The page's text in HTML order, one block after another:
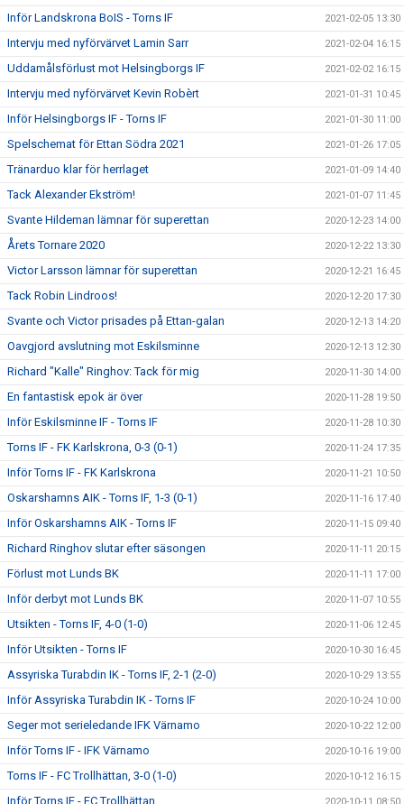
Inför Landskrona BoIS - Torns IF 2021-02-05 13:30
Intervju med nyförvärvet Lamin Sarr 2021-02-04 16:15
Uddamålsförlust mot Helsingborgs IF 2021-02-02 16:15
Intervju med nyförvärvet Kevin Robèrt 2021-01-31 10:45
Inför Helsingborgs IF - Torns IF 2021-01-30 11:00
Spelschemat för Ettan Södra 2021 2021-01-26 17:05
Tränarduo klar för herrlaget 2021-01-09 14:40
Tack Alexander Ekström! 2021-01-07 11:45
Svante Hildeman lämnar för superettan 2020-12-23 14:00
Årets Tornare 2020 2020-12-22 13:30
Victor Larsson lämnar för superettan 2020-12-21 16:45
Tack Robin Lindroos! 2020-12-20 17:30
Svante och Victor prisades på Ettan-galan 2020-12-13 14:20
Oavgjord avslutning mot Eskilsminne 2020-12-13 12:30
Richard "Kalle" Ringhov: Tack för mig 2020-11-30 14:00
En fantastisk epok är över 2020-11-28 19:50
Inför Eskilsminne IF - Torns IF 2020-11-28 10:30
Torns IF - FK Karlskrona, 0-3 (0-1) 2020-11-24 17:35
Inför Torns IF - FK Karlskrona 2020-11-21 10:50
Oskarshamns AIK - Torns IF, 1-3 (0-1) 2020-11-16 17:40
Inför Oskarshamns AIK - Torns IF 2020-11-15 09:40
Richard Ringhov slutar efter säsongen 2020-11-11 20:15
Förlust mot Lunds BK 2020-11-11 17:00
Inför derbyt mot Lunds BK 2020-11-07 10:55
Utsikten - Torns IF, 4-0 (1-0) 2020-11-06 12:45
Inför Utsikten - Torns IF 2020-10-30 16:45
Assyriska Turabdin IK - Torns IF, 2-1 (2-0) 2020-10-29 13:55
Inför Assyriska Turabdin IK - Torns IF 2020-10-24 10:00
Seger mot serieledande IFK Värnamo 2020-10-22 12:00
Inför Torns IF - IFK Värnamo 2020-10-16 19:00
Torns IF - FC Trollhättan, 3-0 (1-0) 2020-10-12 16:15
Inför Torns IF - FC Trollhättan 2020-10-11 08:50